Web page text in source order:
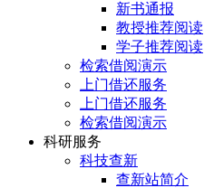
新书通报
教授推荐阅读
学子推荐阅读
检索借阅演示
上门借还服务
上门借还服务
检索借阅演示
科研服务
科技查新
查新站简介